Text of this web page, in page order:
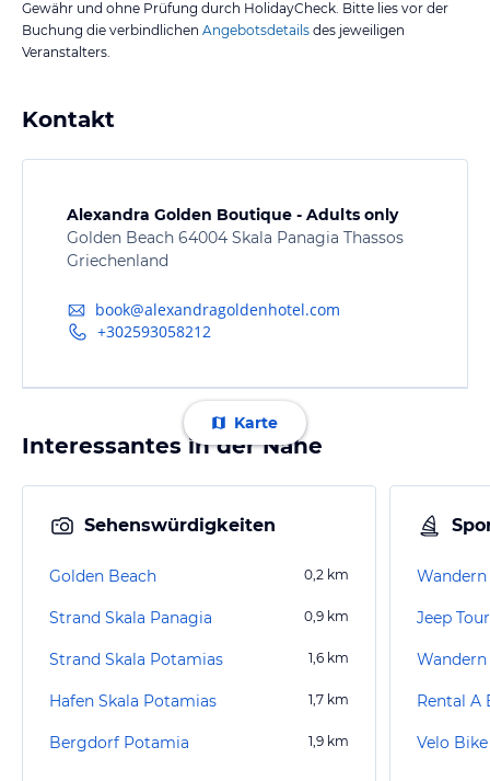
Gewähr und ohne Prüfung durch HolidayCheck. Bitte lies vor der
Buchung die verbindlichen Angebotsdetails des jeweiligen
Veranstalters.
Kontakt
Alexandra Golden Boutique - Adults only
Golden Beach 64004 Skala Panagia Thassos
Griechenland
book@alexandragoldenhotel.com
+302593058212
Karte
Interessantes in der Nähe
Sehenswürdigkeiten
Golden Beach 0,2 km
Strand Skala Panagia 0,9 km
Strand Skala Potamias 1,6 km
Hafen Skala Potamias 1,7 km
Bergdorf Potamia 1,9 km
Jeep Tour
Wandern
Rental A
Velo